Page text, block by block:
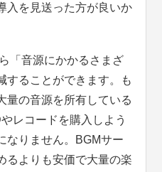
入を見送った方が良いか
「音源にかかるさまざ
することができます。も
量の音源を所有している
レコードを購入しよう
なりません。BGMサー
るよりも安価で大量の楽